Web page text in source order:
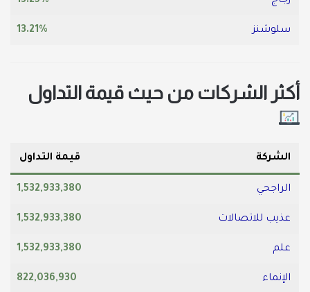
سلوشنز 13.21%
أكثر الشركات من حيث قيمة التداول
الشركة قيمة التداول
الراجحي 1,532,933,380
عذيب للاتصالات 1,532,933,380
علم 1,532,933,380
الإنماء 822,036,930